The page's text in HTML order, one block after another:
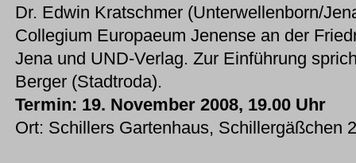
Dr. Edwin Kratschmer (Unterwellenborn/
Collegium Europaeum Jenense an der
Jena und UND-Verlag. Zur Einführung
Berger (Stadtroda).
Termin: 19. November 2008, 19.00 Uhr
Ort: Schillers Gartenhaus, Schillergäßchen